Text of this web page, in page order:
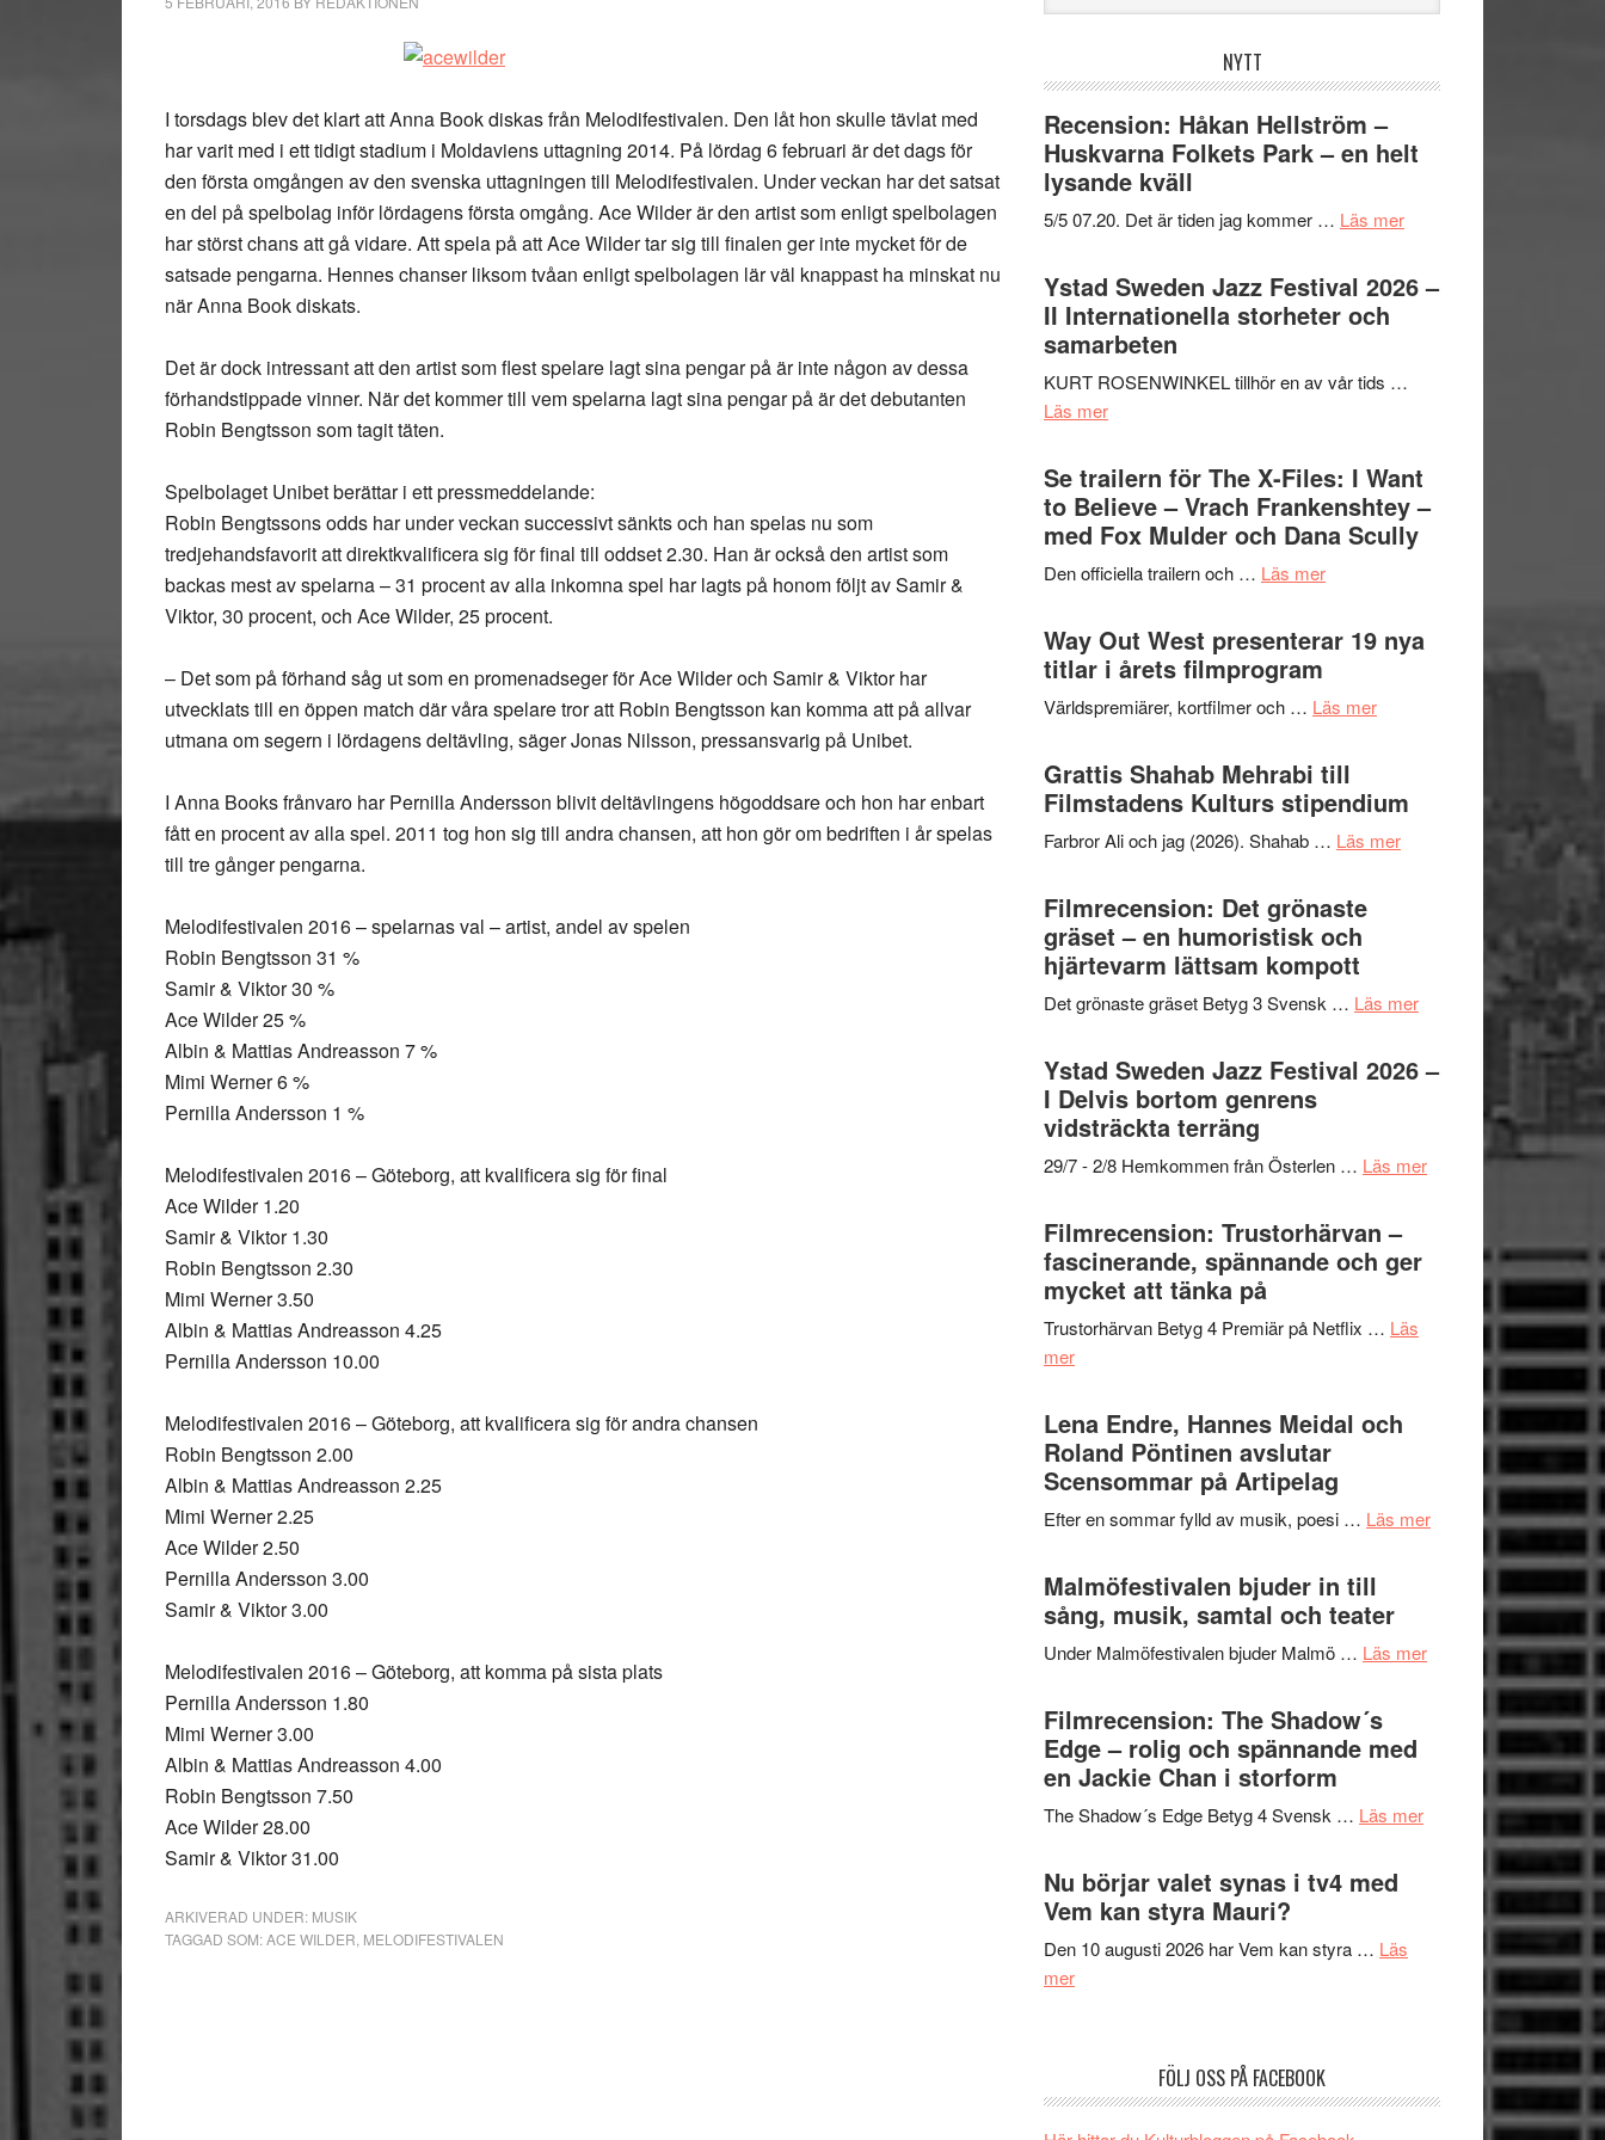
I torsdags blev det klart att Anna Book diskas från Melodifestivalen. Den låt hon skulle tävlat med
har varit med i ett tidigt stadium i Moldaviens uttagning 2014. På lördag 6 februari är det dags för
den första omgången av den svenska uttagningen till Melodifestivalen. Under veckan har det satsat
en del på spelbolag inför lördagens första omgång. Ace Wilder är den artist som enligt spelbolagen
har störst chans att gå vidare. Att spela på att Ace Wilder tar sig till finalen ger inte mycket för de
satsade pengarna. Hennes chanser liksom tvåan enligt spelbolagen lär väl knappast ha minskat nu
när Anna Book diskats.
Det är dock intressant att den artist som flest spelare lagt sina pengar på är inte någon av dessa
förhandstippade vinner. När det kommer till vem spelarna lagt sina pengar på är det debutanten
Robin Bengtsson som tagit täten.
Spelbolaget Unibet berättar i ett pressmeddelande:
Robin Bengtssons odds har under veckan successivt sänkts och han spelas nu som
tredjehandsfavorit att direktkvalificera sig för final till oddset 2.30. Han är också den artist som
backas mest av spelarna – 31 procent av alla inkomna spel har lagts på honom följt av Samir &
Viktor, 30 procent, och Ace Wilder, 25 procent.
– Det som på förhand såg ut som en promenadseger för Ace Wilder och Samir & Viktor har
utvecklats till en öppen match där våra spelare tror att Robin Bengtsson kan komma att på allvar
utmana om segern i lördagens deltävling, säger Jonas Nilsson, pressansvarig på Unibet.
I Anna Books frånvaro har Pernilla Andersson blivit deltävlingens högoddsare och hon har enbart
fått en procent av alla spel. 2011 tog hon sig till andra chansen, att hon gör om bedriften i år spelas
till tre gånger pengarna.
Melodifestivalen 2016 – spelarnas val – artist, andel av spelen
Robin Bengtsson 31 %
Samir & Viktor 30 %
Ace Wilder 25 %
Albin & Mattias Andreasson 7 %
Mimi Werner 6 %
Pernilla Andersson 1 %
Melodifestivalen 2016 – Göteborg, att kvalificera sig för final
Ace Wilder 1.20
Samir & Viktor 1.30
Robin Bengtsson 2.30
Mimi Werner 3.50
Albin & Mattias Andreasson 4.25
Pernilla Andersson 10.00
Melodifestivalen 2016 – Göteborg, att kvalificera sig för andra chansen
Robin Bengtsson 2.00
Albin & Mattias Andreasson 2.25
Mimi Werner 2.25
Ace Wilder 2.50
Pernilla Andersson 3.00
Samir & Viktor 3.00
Melodifestivalen 2016 – Göteborg, att komma på sista plats
Pernilla Andersson 1.80
Mimi Werner 3.00
Albin & Mattias Andreasson 4.00
Robin Bengtsson 7.50
Ace Wilder 28.00
Samir & Viktor 31.00
ARKIVERAD UNDER: MUSIK
TAGGAD SOM:ACE WILDER MELODIFESTIVALEN
webbplatsen
NYTT
Recension: Håkan Hellström –
Huskvarna Folkets Park – en helt
lysande kväll
5/5 07.20. Det är tiden jag kommer … Läs merom
Håkan
Hellström
Folkets
en
helt
lysande
Ystad Sweden Jazz Festival 2026 –
II Internationella storheter och
samarbeten
KURT ROSENWINKEL tillhör en av vår tids …
Läs merom
Sweden
Jazz
Festival
2026
–
Internationella
storheter
och
samarbeten
Se trailern för The X-Files: I Want
to Believe – Vrach Frankenshtey –
med Fox Mulder och Dana Scully
Den officiella trailern och … Läs merom
trailern
för
X-
I
Want
to
Believe
Vrach
Frankenshtey
–
med
Mulder
och
Way Out West presenterar 19 nya
titlar i årets filmprogram
Världspremiärer, kortfilmer och … Läs merom
presenterar
19
Grattis Shahab Mehrabi till
Filmstadens Kulturs stipendium
Farbror Ali och jag (2026). Shahab … Läs merom
Kulturs
Filmrecension: Det grönaste
gräset – en humoristisk och
hjärtevarm lättsam kompott
Det grönaste gräset Betyg 3 Svensk … Läs merom
en
hjärtevarm
Ystad Sweden Jazz Festival 2026 –
I Delvis bortom genrens
vidsträckta terräng
29/7 - 2/8 Hemkommen från Österlen … Läs merom
Festival
genrens
vidsträckta
Filmrecension: Trustorhärvan –
fascinerande, spännande och ger
mycket att tänka på
Trustorhärvan Betyg 4 Premiär på Netflix … Läs
merom
Trustorhärvan
–
fascinerande,
spännande
och
mycket
att
tänka
Lena Endre, Hannes Meidal och
Roland Pöntinen avslutar
Scensommar på Artipelag
Efter en sommar fylld av musik, poesi … Läs merom
Hannes
Roland
Pöntinen
Scensommar
Artipelag
Malmöfestivalen bjuder in till
sång, musik, samtal och teater
Under Malmöfestivalen bjuder Malmö … Läs merom
Malmöfestivalen
Filmrecension: The Shadow´s
Edge – rolig och spännande med
en Jackie Chan i storform
The Shadow´s Edge Betyg 4 Svensk … Läs merom
Filmrecension:
spännande
med
Nu börjar valet synas i tv4 med
Vem kan styra Mauri?
Den 10 augusti 2026 har Vem kan styra … Läs
merom
FÖLJ OSS PÅ FACEBOOK